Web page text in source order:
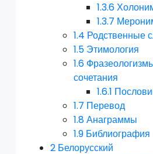
1.3.6
1.3.7
1.4 Родственные
1.5 Этимология
1.6
сочетания
1.6.1
1.7 Перевод
1.8Анаграммы
1.9 Библиография
2 Белорусский